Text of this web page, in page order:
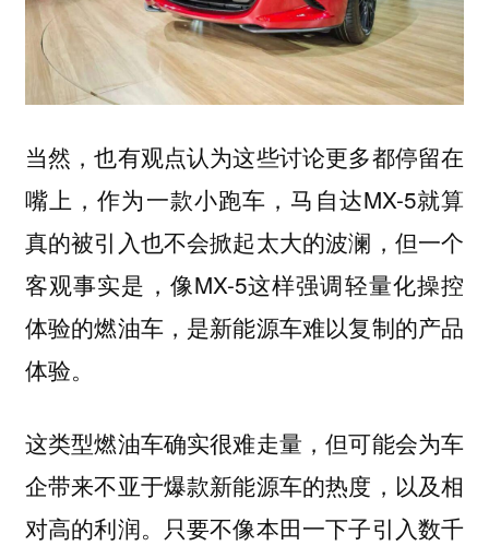
当然，也有观点认为这些讨论更多都停留在
嘴上，作为一款小跑车，马自达MX-5就算
真的被引入也不会掀起太大的波澜，但一个
客观事实是，像MX-5这样强调轻量化操控
体验的燃油车，是新能源车难以复制的产品
体验。
这类型燃油车确实很难走量，但可能会为车
企带来不亚于爆款新能源车的热度，以及相
对高的利润。只要不像本田一下子引入数千